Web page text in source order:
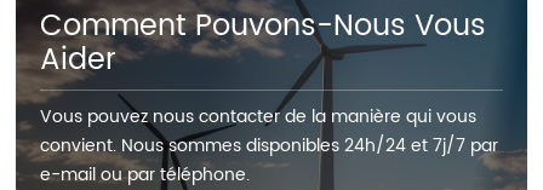
Comment Pouvons-Nous Vous
Aider
Vous pouvez nous contacter de la manière qui vous
convient. Nous sommes disponibles 24h/24 et 7j/7 par
e-mail ou par téléphone.